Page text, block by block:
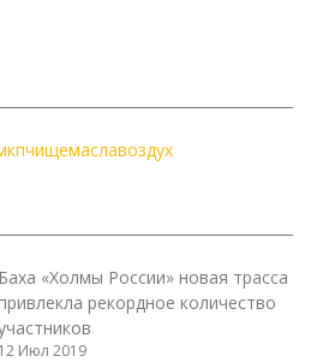
чищемаславоздух
Баха «Холмы России» новая трасса
рекордное количество
12 Июл 2019